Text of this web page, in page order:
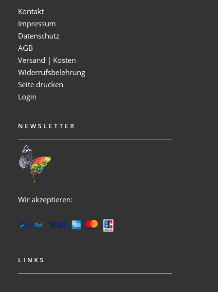
Kontakt
Impressum
Datenschutz
AGB
Versand | Kosten
Widerrufsbelehrung
Seite drucken
Login
NEWSLETTER
Wir akzeptieren:
LINKS